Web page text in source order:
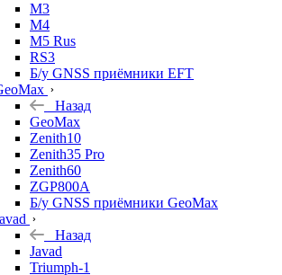
M3
M4
M5 Rus
RS3
Б/у GNSS приёмники EFT
Назад
GeoMax
Zenith10
Zenith35 Pro
Zenith60
ZGP800A
Б/у GNSS приёмники GeoMax
Назад
Javad
Triumph-1